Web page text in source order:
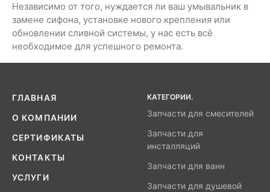
Независимо от того, нуждается ли ваш умывальник в
замене сифона, установке нового крепления или
обновлении сливной системы, у нас есть всё
необходимое для успешного ремонта.
ГЛАВНАЯ
О КОМПАНИИ
СЕРТИФИКАТЫ
КОНТАКТЫ
УСЛУГИ
КАТЕГОРИИ.
Запчасти для смесителей
Запчасти для
инсталляций
Запчасти для ванн
Запчасти для душевой